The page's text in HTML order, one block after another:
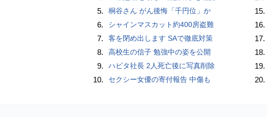
5. 桐谷さん がん後悔「千円位」か
6. シャインマスカット約400房盗難
7. 客を閉め出します SAで徹底対策
8. 高校生の信子 勉強中の姿を公開
9. ハビタ社長 2人死亡後に写真削除
10. セクシー女優の寄付報告 中傷も
15.
16.
17.
18.
19.
20.